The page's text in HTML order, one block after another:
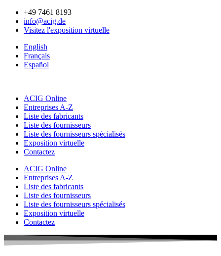
Aller
contenu
+49 7461 8193
info@acig.de
Visitez l'exposition virtuelle
English
Français
Español
ACIG Online
Entreprises A-Z
Liste des fabricants
Liste des fournisseurs
Liste des fournisseurs spécialisés
Exposition virtuelle
Contactez
ACIG Online
Entreprises A-Z
Liste des fabricants
Liste des fournisseurs
Liste des fournisseurs spécialisés
Exposition virtuelle
Contactez